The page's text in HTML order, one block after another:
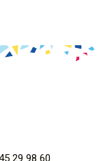
29 98 60